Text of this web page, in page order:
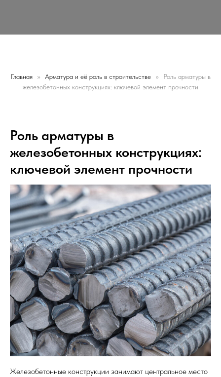
Заказать звонок
Главная Арматура и её роль в строительстве
Роль арматуры в
железобетонных конструкциях: ключевой элемент прочности
Роль арматуры в
железобетонных конструкциях:
ключевой элемент прочности
Железобетонные конструкции занимают центральное место